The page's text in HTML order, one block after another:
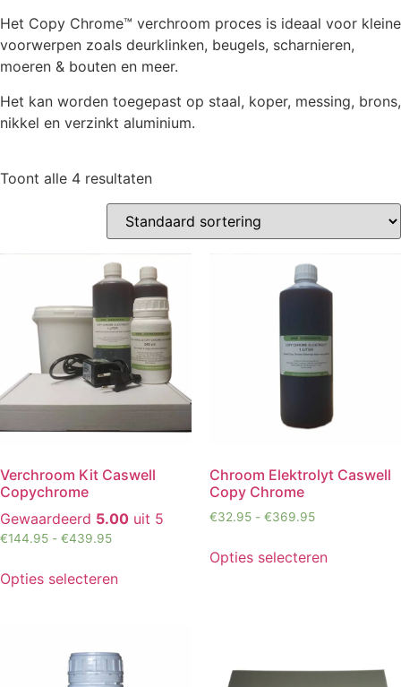
Het Copy Chrome™ verchroom proces is ideaal voor kleine
voorwerpen zoals deurklinken, beugels, scharnieren,
moeren & bouten en meer.
Het kan worden toegepast op staal, koper, messing, brons,
nikkel en verzinkt aluminium.
Toont alle 4 resultaten
Verchroom Kit Caswell
Copychrome
Gewaardeerd 5.00 uit 5
€144.95 - €439.95
Opties selecteren
Chroom Elektrolyt Caswell
Copy Chrome
€32.95 - €369.95
Opties selecteren